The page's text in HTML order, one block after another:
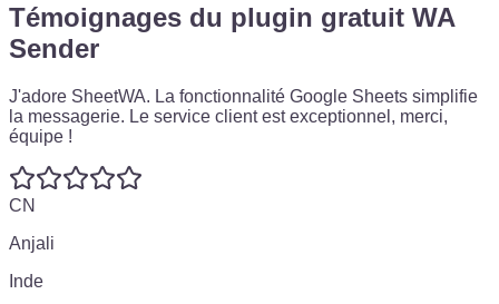
Témoignages du plugin gratuit WA
Sender
J'adore SheetWA. La fonctionnalité Google Sheets simplifie
la messagerie. Le service client est exceptionnel, merci,
équipe !
CN
Anjali
Inde